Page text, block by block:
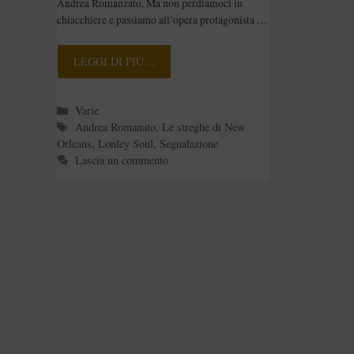
Romanato
Andrea Romanzato. Ma non perdiamoci in
chiacchiere e passiamo all’opera protagonista …
LEGGI DI PIÙ…
Categorie
Varie
Tag
Andrea Romanato, Le streghe di New
Orleans, Lonley Soul, Segnalazione
Lascia un commento